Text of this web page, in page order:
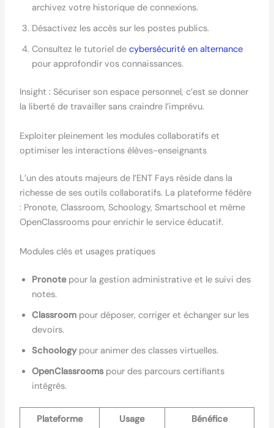
archivez votre historique de connexions.
Désactivez les accès sur les postes publics.
Consultez le tutoriel de cybersécurité en alternance
pour approfondir vos connaissances.
Insight : Sécuriser son espace personnel, c’est se donner
la liberté de travailler sans craindre l’imprévu.
Exploiter pleinement les modules collaboratifs et
optimiser les interactions élèves-enseignants
L’un des atouts majeurs de l’ENT Fays réside dans la
richesse de ses outils collaboratifs. La plateforme fédère
: Pronote, Classroom, Schoology, Smartschool et même
OpenClassrooms pour enrichir le service éducatif.
Modules clés et usages pratiques
Pronotepour la gestion administrative et le suivi des
notes.
Classroompour déposer, corriger et échanger sur les
devoirs.
Schoologypour animer des classes virtuelles.
OpenClassroomspour des parcours certifiants
intégrés.
Plateforme Usage Bénéfice